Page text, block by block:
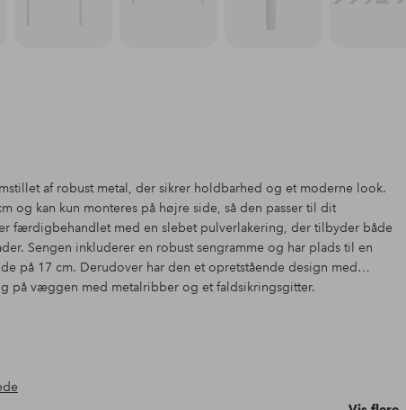
af robust metal, der sikrer holdbarhed og et moderne look.
og kan kun monteres på højre side, så den passer til dit
færdigbehandlet med en slebet pulverlakering, der tilbyder både
Sengen inkluderer en robust sengramme og har plads til en
på 17 cm. Derudover har den et opretstående design med
på væggen med metalribber og et faldsikringsgitter.